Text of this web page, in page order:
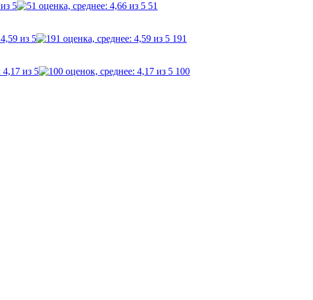
51
191
100